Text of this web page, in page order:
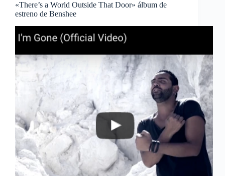
«There’s a World Outside That Door» álbum de
estreno de Benshee